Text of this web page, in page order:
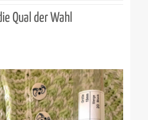
Qual der Wahl